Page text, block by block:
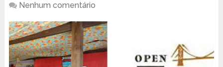
Nenhum comentário